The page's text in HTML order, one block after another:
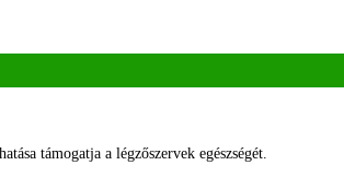
támogatja a légzőszervek egészségét.